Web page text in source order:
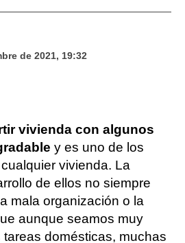
de 2021, 19:32
vivienda con algunos
y es uno de los
vivienda. La
de ellos no siempre
mala organización o la
aunque seamos muy
domésticas, muchas